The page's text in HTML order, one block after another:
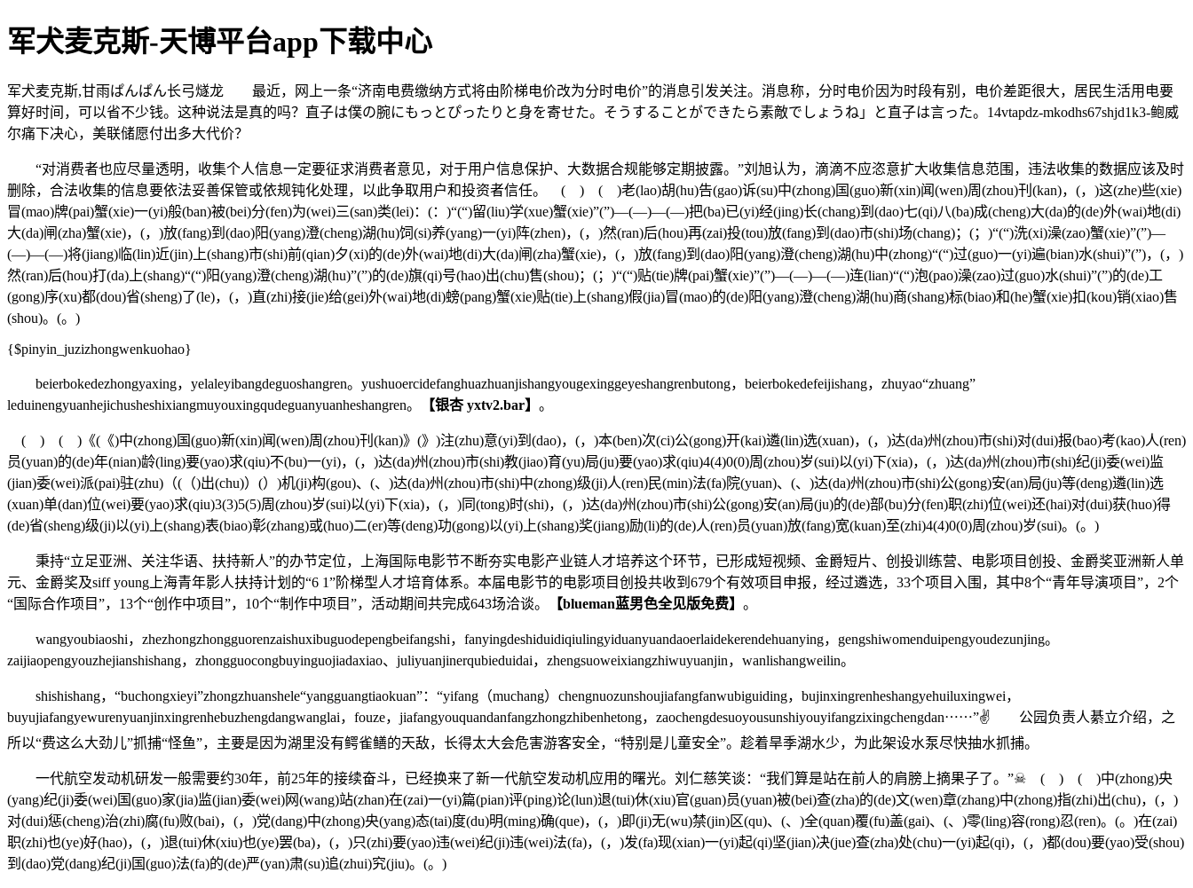
军犬麦克斯-天博平台app下载中心
军犬麦克斯,甘雨ぱんぱん长弓燧龙 最近，网上一条“济南电费缴纳方式将由阶梯电价改为分时电价”的消息引发关注。消息称，分时电价因为时段有别，电价差距很大，居民生活用电要
算好时间，可以省不少钱。这种说法是真的吗？直子は僕の腕にもっとぴったりと身を寄せた。そうすることができたら素敵でしょうね」と直子は言った。14vtapdz-mkodhs67shjd1k3-鲍威
尔痛下决心，美联储愿付出多大代价？
“对消费者也应尽量透明，收集个人信息一定要征求消费者意见，对于用户信息保护、大数据合规能够定期披露。”刘旭认为，滴滴不应恣意扩大收集信息范围，违法收集的数据应该及时
删除，合法收集的信息要依法妥善保管或依规钝化处理，以此争取用户和投资者信任。 ( ) ( )老(lao)胡(hu)告(gao)诉(su)中(zhong)国(guo)新(xin)闻(wen)周(zhou)刊(kan)，(，)这(zhe)些(xie)
冒(mao)牌(pai)蟹(xie)一(yi)般(ban)被(bei)分(fen)为(wei)三(san)类(lei)：(：)“(“)留(liu)学(xue)蟹(xie)”(”)—(—)—(—)把(ba)已(yi)经(jing)长(chang)到(dao)七(qi)八(ba)成(cheng)大(da)的(de)外(wai)地(di)
大(da)闸(zha)蟹(xie)，(，)放(fang)到(dao)阳(yang)澄(cheng)湖(hu)饲(si)养(yang)一(yi)阵(zhen)，(，)然(ran)后(hou)再(zai)投(tou)放(fang)到(dao)市(shi)场(chang)；(；)“(“)洗(xi)澡(zao)蟹(xie)”(”)—
(—)—(—)将(jiang)临(lin)近(jin)上(shang)市(shi)前(qian)夕(xi)的(de)外(wai)地(di)大(da)闸(zha)蟹(xie)，(，)放(fang)到(dao)阳(yang)澄(cheng)湖(hu)中(zhong)“(“)过(guo)一(yi)遍(bian)水(shui)”(”)，(，)
然(ran)后(hou)打(da)上(shang)“(“)阳(yang)澄(cheng)湖(hu)”(”)的(de)旗(qi)号(hao)出(chu)售(shou)；(；)“(“)贴(tie)牌(pai)蟹(xie)”(”)—(—)—(—)连(lian)“(“)泡(pao)澡(zao)过(guo)水(shui)”(”)的(de)工
(gong)序(xu)都(dou)省(sheng)了(le)，(，)直(zhi)接(jie)给(gei)外(wai)地(di)螃(pang)蟹(xie)贴(tie)上(shang)假(jia)冒(mao)的(de)阳(yang)澄(cheng)湖(hu)商(shang)标(biao)和(he)蟹(xie)扣(kou)销(xiao)售
(shou)。(。)
{$pinyin_juzizhongwenkuohao}
beierbokedezhongyaxing，yelaleyibangdeguoshangren。yushuoercidefanghuazhuanjishangyougexinggeyeshangrenbutong，beierbokedefeijishang，zhuyao“zhuang”
leduinengyuanhejichusheshixiangmuyouxingqudeguanyuanheshangren。
【银杏 yxtv2.bar】 。
( ) ( )《(《)中(zhong)国(guo)新(xin)闻(wen)周(zhou)刊(kan)》(》)注(zhu)意(yi)到(dao)，(，)本(ben)次(ci)公(gong)开(kai)遴(lin)选(xuan)，(，)达(da)州(zhou)市(shi)对(dui)报(bao)考(kao)人(ren)
员(yuan)的(de)年(nian)龄(ling)要(yao)求(qiu)不(bu)一(yi)，(，)达(da)州(zhou)市(shi)教(jiao)育(yu)局(ju)要(yao)求(qiu)4(4)0(0)周(zhou)岁(sui)以(yi)下(xia)，(，)达(da)州(zhou)市(shi)纪(ji)委(wei)监
(jian)委(wei)派(pai)驻(zhu)（(（)出(chu)）(）)机(ji)构(gou)、(、)达(da)州(zhou)市(shi)中(zhong)级(ji)人(ren)民(min)法(fa)院(yuan)、(、)达(da)州(zhou)市(shi)公(gong)安(an)局(ju)等(deng)遴(lin)选
(xuan)单(dan)位(wei)要(yao)求(qiu)3(3)5(5)周(zhou)岁(sui)以(yi)下(xia)，(，)同(tong)时(shi)，(，)达(da)州(zhou)市(shi)公(gong)安(an)局(ju)的(de)部(bu)分(fen)职(zhi)位(wei)还(hai)对(dui)获(huo)得
(de)省(sheng)级(ji)以(yi)上(shang)表(biao)彰(zhang)或(huo)二(er)等(deng)功(gong)以(yi)上(shang)奖(jiang)励(li)的(de)人(ren)员(yuan)放(fang)宽(kuan)至(zhi)4(4)0(0)周(zhou)岁(sui)。(。)
秉持“立足亚洲、关注华语、扶持新人”的办节定位，上海国际电影节不断夯实电影产业链人才培养这个环节，已形成短视频、金爵短片、创投训练营、电影项目创投、金爵奖亚洲新人单
元、金爵奖及siff young上海青年影人扶持计划的“6 1”阶梯型人才培育体系。本届电影节的电影项目创投共收到679个有效项目申报，经过遴选，33个项目入围，其中8个“青年导演项目”，2个
“国际合作项目”，13个“创作中项目”，10个“制作中项目”，活动期间共完成643场洽谈。
【blueman蓝男色全见版免费】 。
wangyoubiaoshi，zhezhongzhongguorenzaishuxibuguodepengbeifangshi，fanyingdeshiduidiqiulingyiduanyuandaoerlaidekerendehuanying，gengshiwomenduipengyoudezunjing。
zaijiaopengyouzhejianshishang，zhongguocongbuyinguojiadaxiao、juliyuanjinerqubieduidai，zhengsuoweixiangzhiwuyuanjin，wanlishangweilin。
shishishang，“buchongxieyi”zhongzhuanshele“yangguangtiaokuan”：“yifang（muchang）chengnuozunshoujiafangfanwubiguiding，bujinxingrenheshangyehuiluxingwei，
buyujiafangyewurenyuanjinxingrenhebuzhengdangwanglai，fouze，jiafangyouquandanfangzhongzhibenhetong，zaochengdesuoyousunshiyouyifangzixingchengdan⋯⋯”✌ 公园负责人綦立介绍，之
所以“费这么大劲儿”抓捕“怪鱼”，主要是因为湖里没有鳄雀鳝的天敌，长得太大会危害游客安全，“特别是儿童安全”。趁着旱季湖水少，为此架设水泵尽快抽水抓捕。
一代航空发动机研发一般需要约30年，前25年的接续奋斗，已经换来了新一代航空发动机应用的曙光。刘仁慈笑谈：“我们算是站在前人的肩膀上摘果子了。”☠ ( ) ( )中(zhong)央
(yang)纪(ji)委(wei)国(guo)家(jia)监(jian)委(wei)网(wang)站(zhan)在(zai)一(yi)篇(pian)评(ping)论(lun)退(tui)休(xiu)官(guan)员(yuan)被(bei)查(zha)的(de)文(wen)章(zhang)中(zhong)指(zhi)出(chu)，(，)
对(dui)惩(cheng)治(zhi)腐(fu)败(bai)，(，)党(dang)中(zhong)央(yang)态(tai)度(du)明(ming)确(que)，(，)即(ji)无(wu)禁(jin)区(qu)、(、)全(quan)覆(fu)盖(gai)、(、)零(ling)容(rong)忍(ren)。(。)在(zai)
职(zhi)也(ye)好(hao)，(，)退(tui)休(xiu)也(ye)罢(ba)，(，)只(zhi)要(yao)违(wei)纪(ji)违(wei)法(fa)，(，)发(fa)现(xian)一(yi)起(qi)坚(jian)决(jue)查(zha)处(chu)一(yi)起(qi)，(，)都(dou)要(yao)受(shou)
到(dao)党(dang)纪(ji)国(guo)法(fa)的(de)严(yan)肃(su)追(zhui)究(jiu)。(。)